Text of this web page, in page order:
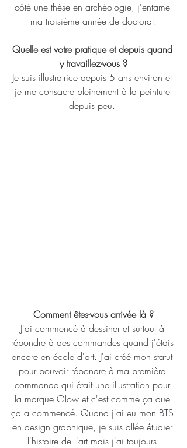
côté une thèse en archéologie, j'entame
ma troisième année de doctorat.
Quelle est votre pratique et depuis quand
y travaillez-vous ?
Je suis illustratrice depuis 5 ans environ et
je me consacre pleinement à la peinture
depuis peu.
Comment êtes-vous arrivée là ?
J'ai commencé à dessiner et surtout à
répondre à des commandes quand j'étais
encore en école d'art. J'ai créé mon statut
pour pouvoir répondre à ma première
commande qui était une illustration pour
la marque Olow et c'est comme ça que
ça a commencé. Quand j'ai eu mon BTS
en design graphique, je suis allée étudier
l'histoire de l'art mais j'ai toujours